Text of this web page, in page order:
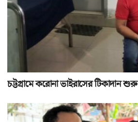
চট্টগ্রামে করোনা ভাইরাসের টিকাদান শুরু